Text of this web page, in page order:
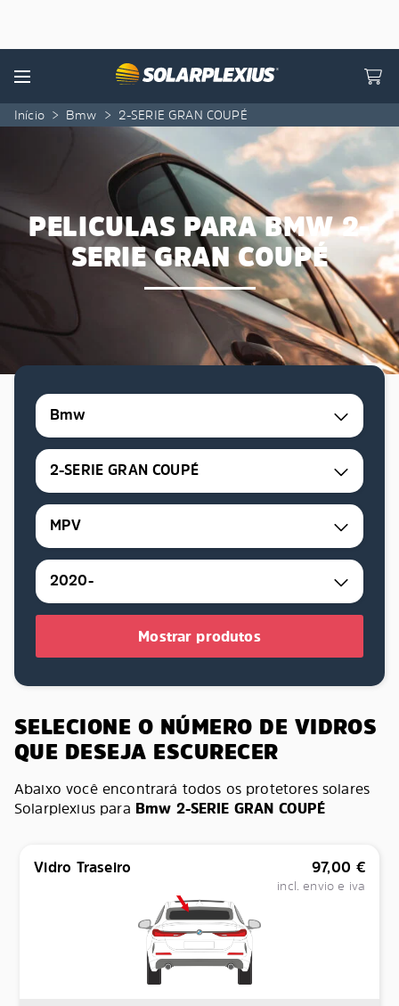
Menu
Início > Bmw > 2-SERIE GRAN COUPÉ
PELICULAS PARA BMW 2-
SERIE GRAN COUPÉ
Bmw
2-SERIE GRAN COUPÉ
MPV
2020-
Mostrar produtos
SELECIONE O NÚMERO DE VIDROS
QUE DESEJA ESCURECER
Abaixo você encontrará todos os protetores solares
Solarplexius para Bmw 2-SERIE GRAN COUPÉ
Vidro Traseiro 97,00 €
incl. envio e iva